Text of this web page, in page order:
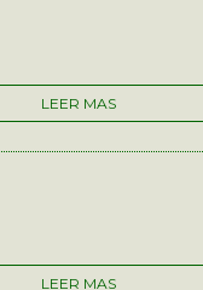
LEER MAS
LEER MAS